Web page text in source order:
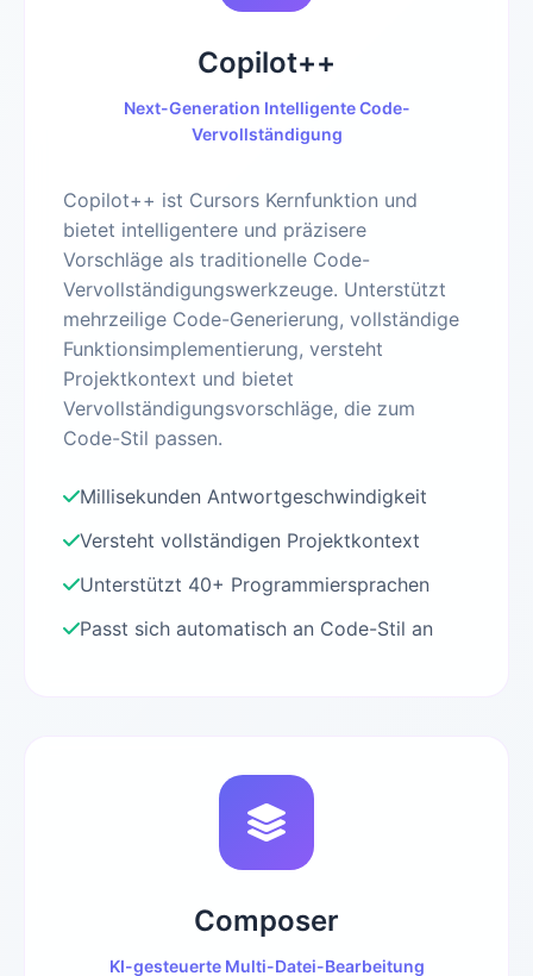
Copilot++
Next-Generation Intelligente Code-
Vervollständigung
Copilot++ ist Cursors Kernfunktion und
bietet intelligentere und präzisere
Vorschläge als traditionelle Code-
Vervollständigungswerkzeuge. Unterstützt
mehrzeilige Code-Generierung, vollständige
Funktionsimplementierung, versteht
Projektkontext und bietet
Vervollständigungsvorschläge, die zum
Code-Stil passen.
Millisekunden Antwortgeschwindigkeit
Versteht vollständigen Projektkontext
Unterstützt 40+ Programmiersprachen
Passt sich automatisch an Code-Stil an
Composer
KI-gesteuerte Multi-Datei-Bearbeitung